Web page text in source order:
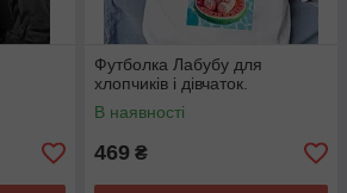
Футболка Лабубу для
хлопчиків і дівчаток.
В наявності
469 ₴